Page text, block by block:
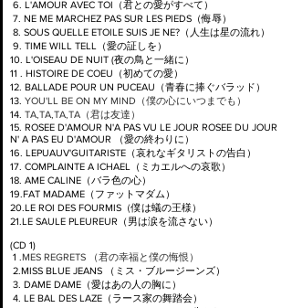
6. L'AMOUR AVEC TOI（君との愛がすべて）
7. NE ME MARCHEZ PAS SUR LES PIEDS（侮辱）
8. SOUS QUELLE ETOILE SUIS JE NE?（人生は星の流れ）
9. TIME WILL TELL（愛の証しを）
10. L'OISEAU DE NUIT (夜の鳥と一緒に）
11 . HISTOIRE DE COEU（初めての愛）
12. BALLADE POUR UN PUCEAU（青春に捧ぐバラッド）
13. YOU'LL BE ON MY MIND（僕の心にいつまでも）
14. TA,TA,TA,TA（君は友達）
15. ROSEE D'AMOUR N'A PAS VU LE JOUR ROSEE DU JOUR
N' A PAS EU D'AMOUR （愛の終わりに）
16. LEPUAUV'GUITARISTE（哀れなギタリストの告白）
17. COMPLAINTE A ICHAEL（ミカエルへの哀歌）
18. AME CALINE（バラ色の心）
19.FAT MADAME（ファットマダム）
20.LE ROI DES FOURMIS（僕は蟻の王様）
21.LE SAULE PLEUREUR（男は涙を流さない）
(CD 1)
1 . MES REGRETS （君の幸福と僕の悔恨）
2.MISS BLUE JEANS （ミス・ブルージーンズ）
3. DAME DAME（愛はあの人の胸に）
4. LE BAL DES LAZE（ラース家の舞踏会）